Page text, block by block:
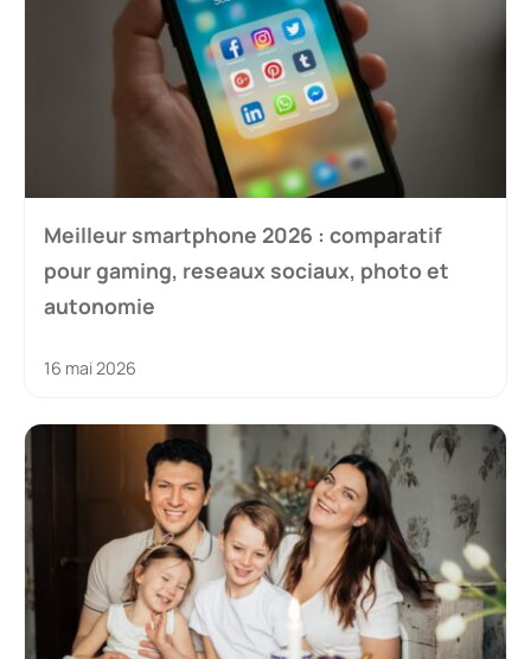
Meilleur smartphone 2026 : comparatif
pour gaming, reseaux sociaux, photo et
autonomie
16 mai 2026